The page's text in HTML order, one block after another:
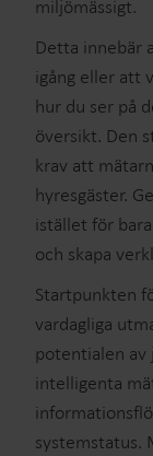
miljömässigt.
Detta innebär
igång eller att
hur du ser på
översikt. Den
krav att
hyresgäster.
istället för
och skapa
Startpunkten
vardagliga
potentialen av
intelligenta
systemstatus.